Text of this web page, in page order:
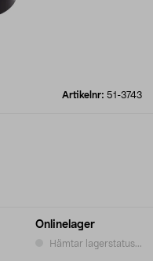
Artikelnr: 51-3743
Onlinelager
Hämtar lagerstatus...